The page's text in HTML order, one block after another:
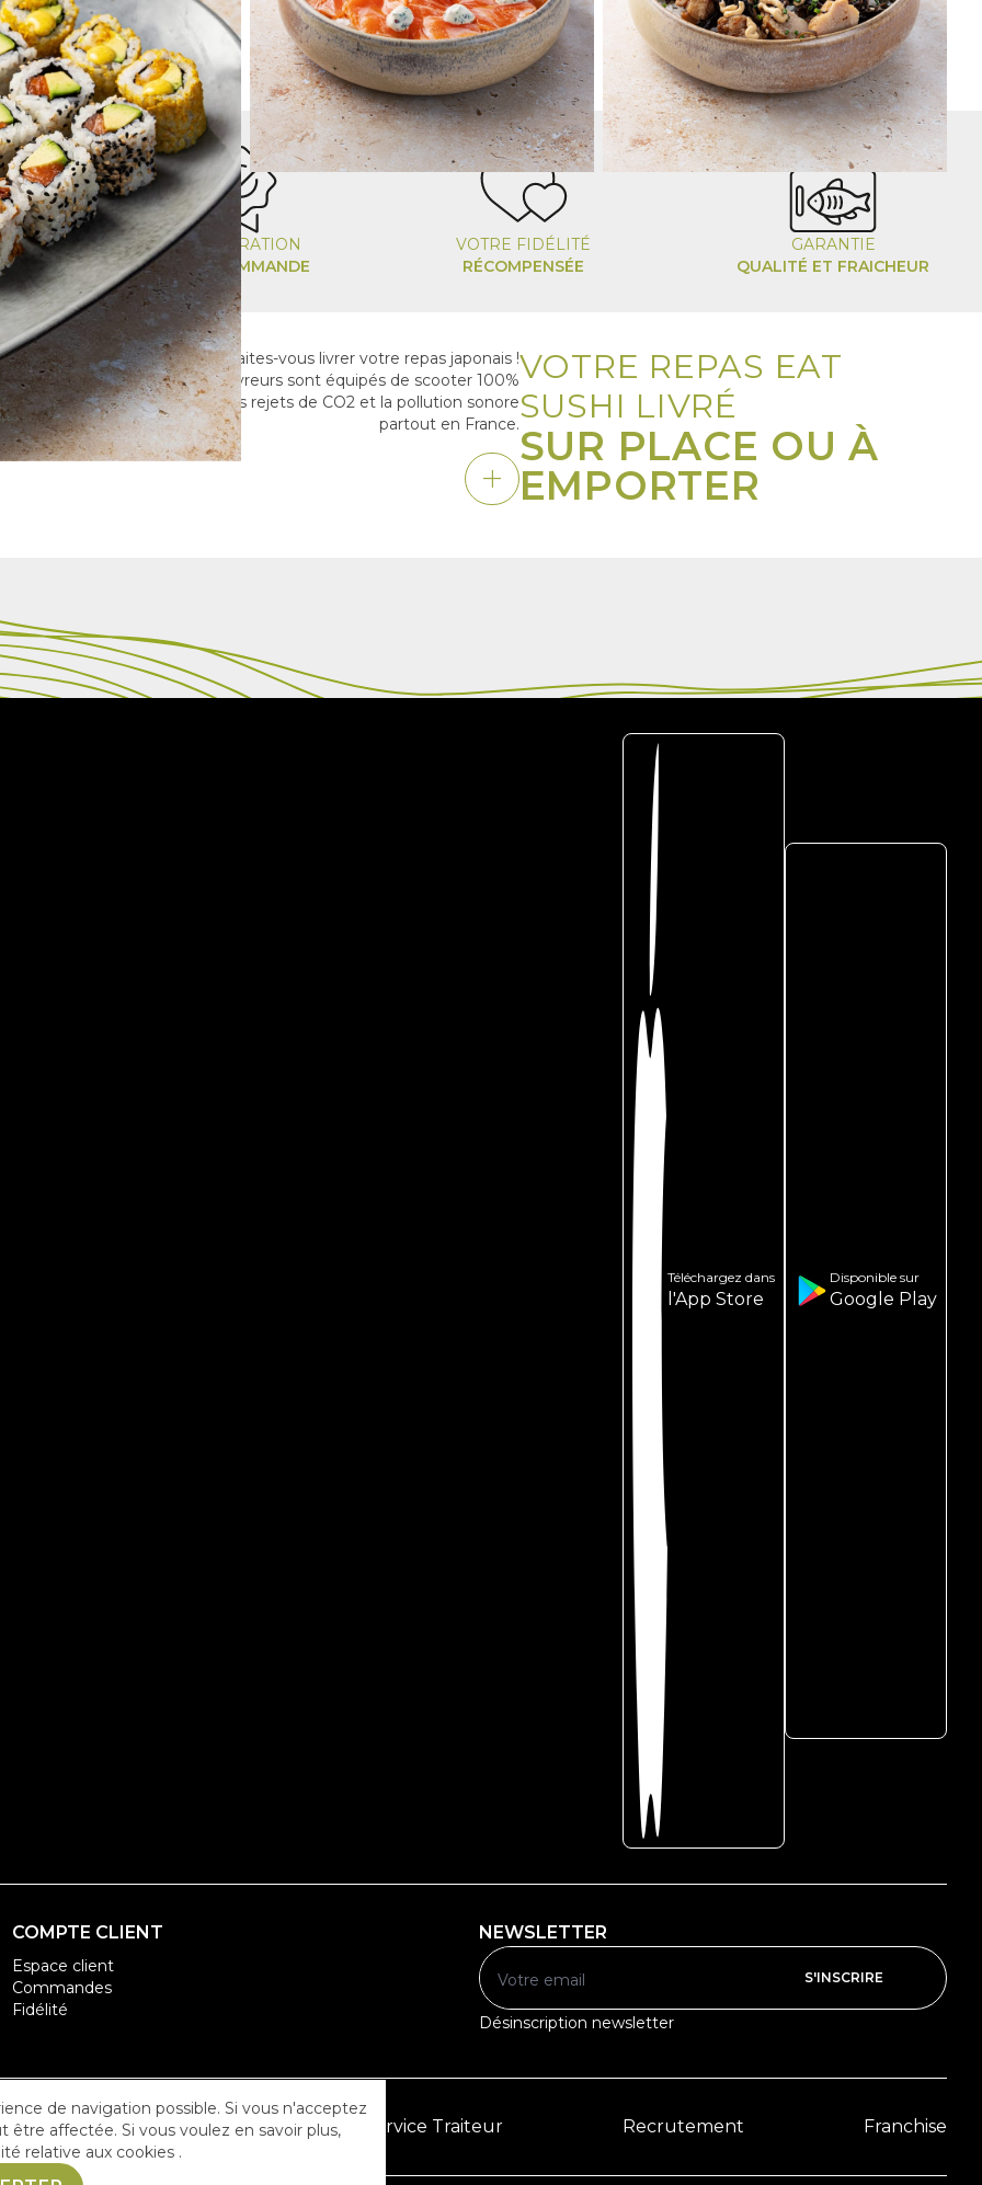
PRÉPARATION
À LA COMMANDE
VOTRE FIDÉLITÉ
RÉCOMPENSÉE
GARANTIE
QUALITÉ ET FRAICHEUR
VOTRE REPAS EAT
SUSHI LIVRÉ
SUR PLACE OU À
EMPORTER
avoir à vous déplacer ? Faites-vous livrer votre repas japonais !
sur votre lieu de travail. Nos livreurs sont équipés de scooter 100%
midi et soir, tout en limitant les rejets de CO2 et la pollution sonore
partout en France.
add
Téléchargez dans
l'App Store
Disponible sur
Google Play
COMPTE CLIENT
Espace client
Commandes
Fidélité
NEWSLETTER
Votre email S'INSCRIRE
Désinscription newsletter
Présentation Eat Sushi Service Traiteur Recrutement Franchise
de navigation possible. Si vous n'acceptez
être affectée. Si vous voulez en savoir plus,
relative aux cookies .